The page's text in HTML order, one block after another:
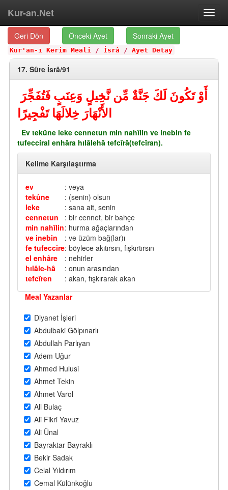
Kur-an.Net
Geri Dön Önceki Ayet Sonraki Ayet
Kur'an-ı Kerim Meali / İsrâ / Ayet Detay
17. Sûre İsrâ/91
أَوْ تَكُونَ لَكَ جَنَّةٌ مِّن نَّخِيلٍ وَعِنَبٍ فَتُفَجِّرَ
الأَنْهَارَ خِلالَهَا تَفْجِيرًا
Ev tekûne leke cennetun min nahîlin ve inebin fe
tufecciral enhâra hılâlehâ tefcîrâ(tefcîran).
Kelime Karşılaştırma
ev
: veya
tekûne
: (senin) olsun
leke
: sana ait, senin
cennetun
: bir cennet, bir bahçe
min nahîlin: hurma ağaçlarından
ve inebin
: ve üzüm bağ(lar)ı
fe tufeccire: böylece akıtırsın, fışkırtırsın
el enhâre
: nehirler
hılâle-hâ
: onun arasından
tefcîren
: akan, fışkırarak akan
Meal Yazanlar
Diyanet İşleri
Abdulbaki Gölpınarlı
Abdullah Parlıyan
Adem Uğur
Ahmed Hulusi
Ahmet Tekin
Ahmet Varol
Ali Bulaç
Ali Fikri Yavuz
Ali Ünal
Bayraktar Bayraklı
Bekir Sadak
Celal Yıldırım
Cemal Külünkoğlu